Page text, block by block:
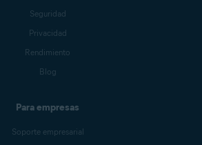
Seguridad
Privacidad
Rendimiento
Blog
Para empresas
Soporte empresarial